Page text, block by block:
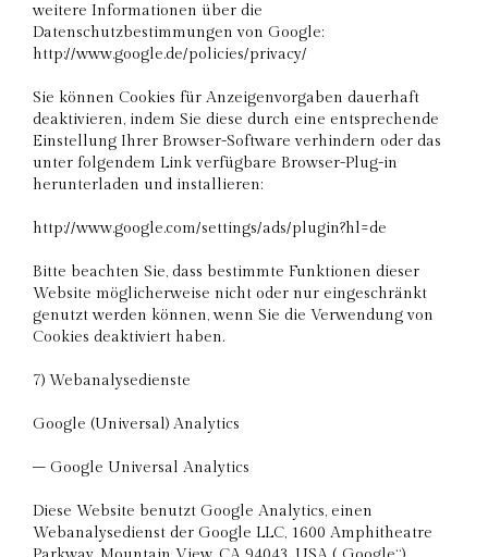
weitere Informationen über die
Datenschutzbestimmungen von Google:
http://www.google.de/policies/privacy/
Sie können Cookies für Anzeigenvorgaben dauerhaft
deaktivieren, indem Sie diese durch eine entsprechende
Einstellung Ihrer Browser-Software verhindern oder das
unter folgendem Link verfügbare Browser-Plug-in
herunterladen und installieren:
http://www.google.com/settings/ads/plugin?hl=de
Bitte beachten Sie, dass bestimmte Funktionen dieser
Website möglicherweise nicht oder nur eingeschränkt
genutzt werden können, wenn Sie die Verwendung von
Cookies deaktiviert haben.
7) Webanalysedienste
Google (Universal) Analytics
– Google Universal Analytics
Diese Website benutzt Google Analytics, einen
Webanalysedienst der Google LLC, 1600 Amphitheatre